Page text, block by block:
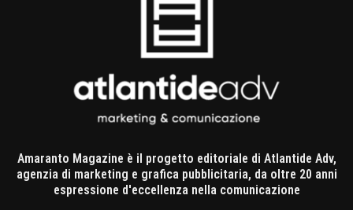
Amaranto Magazine è il progetto editoriale di Atlantide Adv,
agenzia di marketing e grafica pubblicitaria, da oltre 20 anni
espressione d'eccellenza nella comunicazione